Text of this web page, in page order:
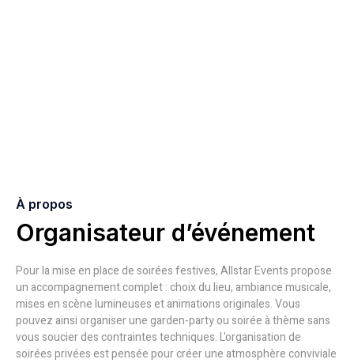
À propos
Organisateur d’événement
Pour la mise en place de soirées festives, Allstar Events propose
un accompagnement complet : choix du lieu, ambiance musicale,
mises en scène lumineuses et animations originales. Vous
pouvez ainsi organiser une garden-party ou soirée à thème sans
vous soucier des contraintes techniques. L'organisation de
soirées privées est pensée pour créer une atmosphère conviviale